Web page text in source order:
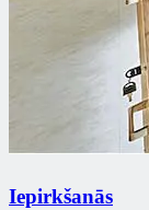
Iepirkšanās